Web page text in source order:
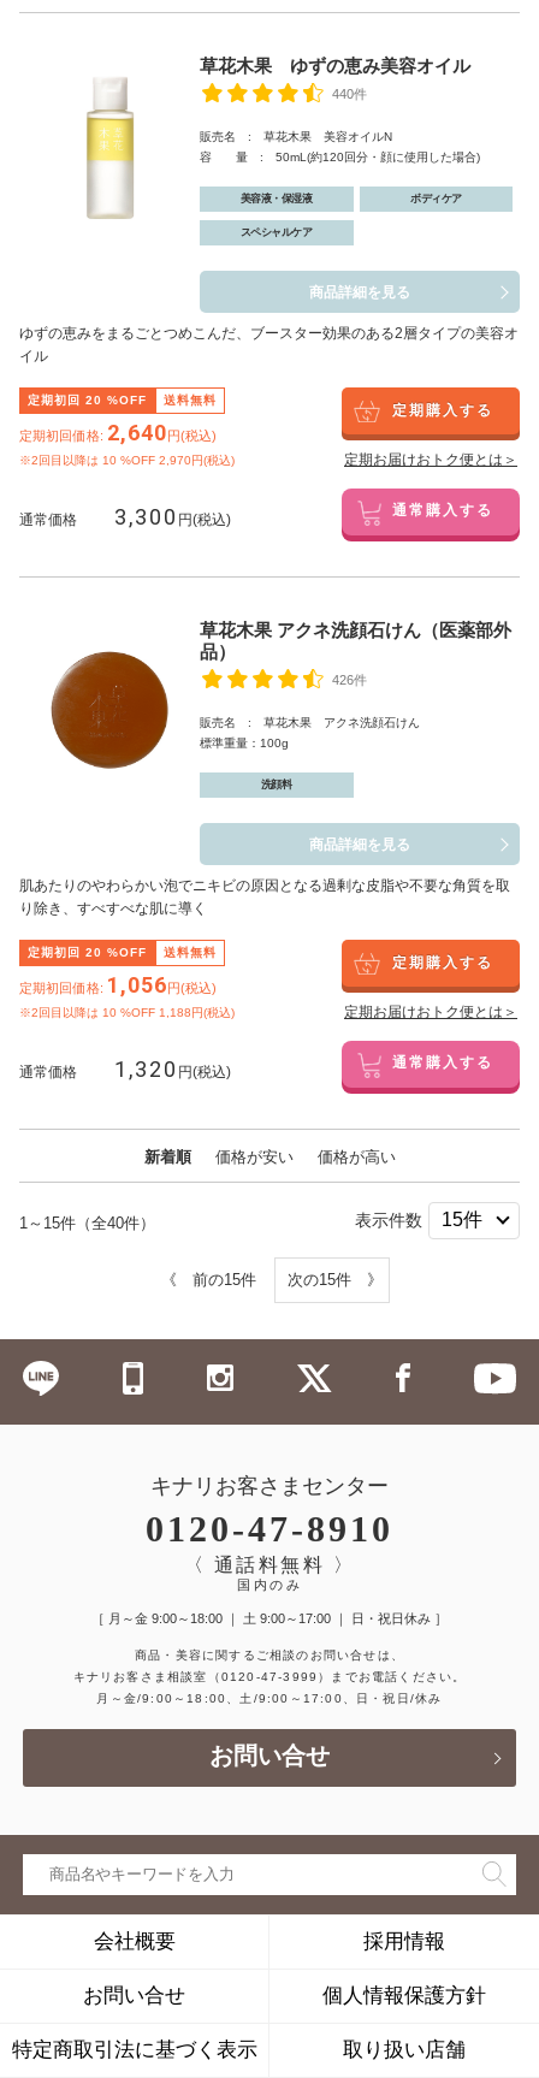
草花木果 ゆずの恵み美容オイル
440件
販売名 : 草花木果 美容オイルN
容 量 : 50mL(約120回分・顔に使用した場合)
美容液・保湿液 ボディケア
スペシャルケア
商品詳細を見る
ゆずの恵みをまるごとつめこんだ、ブースター効果のある2層タイプの美容オ
イル
定期初回 20 %OFF 送料無料
定期初回価格: 2,640円(税込)
※2回目以降は 10 %OFF 2,970円(税込)
定期購入する
定期お届けおトク便とは＞
通常価格 3,300 円(税込) 通常購入する
草花木果 アクネ洗顔石けん（医薬部外
品）
426件
販売名 : 草花木果 アクネ洗顔石けん
標準重量：100g
洗顔料
商品詳細を見る
肌あたりのやわらかい泡でニキビの原因となる過剰な皮脂や不要な角質を取
り除き、すべすべな肌に導く
定期初回 20 %OFF 送料無料
定期初回価格: 1,056円(税込)
※2回目以降は 10 %OFF 1,188円(税込)
定期購入する
定期お届けおトク便とは＞
通常価格 1,320 円(税込) 通常購入する
新着順 価格が安い 価格が高い
1～15件（全40件） 表示件数
《 前の15件 次の15件 》
キナリお客さまセンター
0120-47-8910
〈 通話料無料 〉
国内のみ
［ 月～金 9:00～18:00 ｜ 土 9:00～17:00 ｜ 日・祝日休み ］
商品・美容に関するご相談のお問い合せは、
キナリお客さま相談室
（0120-47-3999）
までお電話ください。
月～金/9:00～18:00、土/9:00～17:00、日・祝日/休み
お問い合せ
会社概要 採用情報
お問い合せ 個人情報保護方針
特定商取引法に基づく表示 取り扱い店舗